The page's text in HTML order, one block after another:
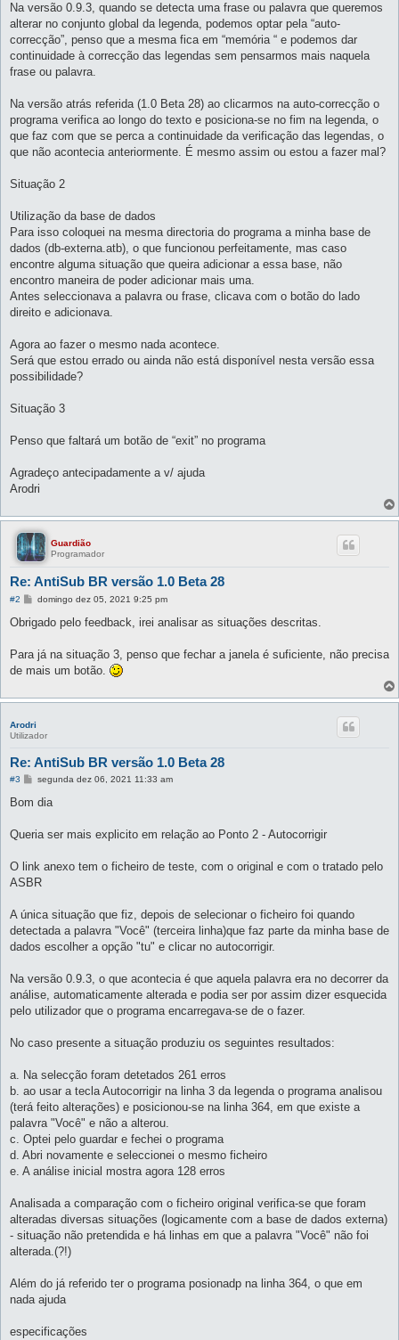
Na versão 0.9.3, quando se detecta uma frase ou palavra que queremos
alterar no conjunto global da legenda, podemos optar pela “auto-
correcção”, penso que a mesma fica em “memória “ e podemos dar
continuidade à correcção das legendas sem pensarmos mais naquela
frase ou palavra.
Na versão atrás referida (1.0 Beta 28) ao clicarmos na auto-correcção o
programa verifica ao longo do texto e posiciona-se no fim na legenda, o
que faz com que se perca a continuidade da verificação das legendas, o
que não acontecia anteriormente. É mesmo assim ou estou a fazer mal?
Situação 2
Utilização da base de dados
Para isso coloquei na mesma directoria do programa a minha base de
dados (db-externa.atb), o que funcionou perfeitamente, mas caso
encontre alguma situação que queira adicionar a essa base, não
encontro maneira de poder adicionar mais uma.
Antes seleccionava a palavra ou frase, clicava com o botão do lado
direito e adicionava.
Agora ao fazer o mesmo nada acontece.
Será que estou errado ou ainda não está disponível nesta versão essa
possibilidade?
Situação 3
Penso que faltará um botão de “exit” no programa
Agradeço antecipadamente a v/ ajuda
Arodri
Guardião
Programador
Re: AntiSub BR versão 1.0 Beta 28
#2
M
n
s
g
e
m
domingo dez 05, 2021 9:25 pm
Obrigado pelo feedback, irei analisar as situações descritas.
Para já na situação 3, penso que fechar a janela é suficiente, não precisa
de mais um botão.
Arodri
Utilizador
Re: AntiSub BR versão 1.0 Beta 28
#3
M
n
g
segunda dez 06, 2021 11:33 am
Bom dia
Queria ser mais explicito em relação ao Ponto 2 - Autocorrigir
O link anexo tem o ficheiro de teste, com o original e com o tratado pelo
ASBR
A única situação que fiz, depois de selecionar o ficheiro foi quando
detectada a palavra "Você" (terceira linha)que faz parte da minha base de
dados escolher a opção "tu" e clicar no autocorrigir.
Na versão 0.9.3, o que acontecia é que aquela palavra era no decorrer da
análise, automaticamente alterada e podia ser por assim dizer esquecida
pelo utilizador que o programa encarregava-se de o fazer.
No caso presente a situação produziu os seguintes resultados:
a. Na selecção foram detetados 261 erros
b. ao usar a tecla Autocorrigir na linha 3 da legenda o programa analisou
(terá feito alterações) e posicionou-se na linha 364, em que existe a
palavra "Você" e não a alterou.
c. Optei pelo guardar e fechei o programa
d. Abri novamente e seleccionei o mesmo ficheiro
e. A análise inicial mostra agora 128 erros
Analisada a comparação com o ficheiro original verifica-se que foram
alteradas diversas situações (logicamente com a base de dados externa)
- situação não pretendida e há linhas em que a palavra "Você" não foi
alterada.(?!)
Além do já referido ter o programa posionadp na linha 364, o que em
nada ajuda
especificações